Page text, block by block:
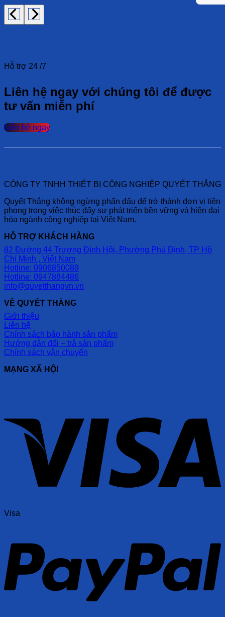
Hỗ trợ 24 /7
Liên hệ ngay với chúng tôi để được
tư vấn miễn phí
Liên hệ ngay
CÔNG TY TNHH THIẾT BỊ CÔNG NGHIỆP QUYẾT THẮNG
Quyết Thắng không ngừng phấn đấu để trở thành đơn vị tiên
phong trong việc thúc đẩy sự phát triển bền vững và hiện đại
hóa ngành công nghiệp tại Việt Nam.
HỖ TRỢ KHÁCH HÀNG
82 Đường 44 Trương Đình Hội, Phường Phú Định, TP Hồ
Chí Minh , Việt Nam
Hotline: 0906850089
Hotline: 0947884486
info@quyetthangvn.vn
VỀ QUYẾT THẮNG
Giới thiệu
Liên hệ
Chính sách bảo hành sản phẩm
Hướng dẫn đổi – trả sản phẩm
Chính sách vận chuyển
MẠNG XÃ HỘI
Visa